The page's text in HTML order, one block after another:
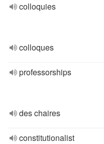
colloquies
colloques
professorships
des chaires
constitutionalist